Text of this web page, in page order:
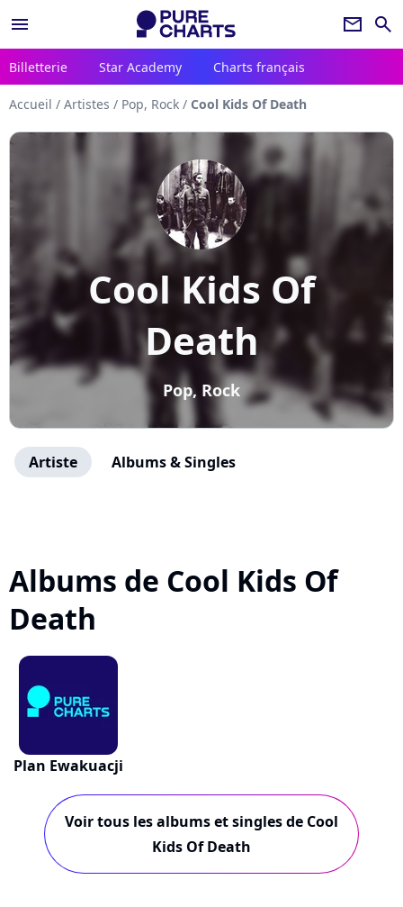
menu newsletter search
Billetterie Star Academy Charts français
Accueil / Artistes / Pop, Rock / Cool Kids Of Death
Cool Kids Of
Death
Pop, Rock
Artiste Albums & Singles
Albums de Cool Kids Of
Death
Plan Ewakuacji
Voir tous les albums et singles de Cool
Kids Of Death